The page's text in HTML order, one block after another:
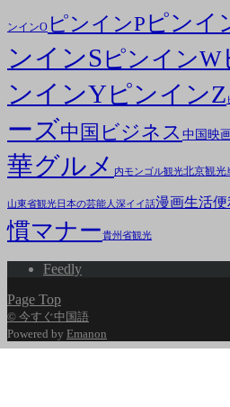
ンインO ピンインP ピンイ
ンインSピンインW
ンインYピンインZ
ーズ中国ビジネス 中国映
華グルメ
内モンゴル観光北京観光
山東省観光日本の芸能人 深イイ話漫画生活便
慣マナー貴州省観光
Feedly
Page Top
© 今すぐ中国語
Powered by Emanon